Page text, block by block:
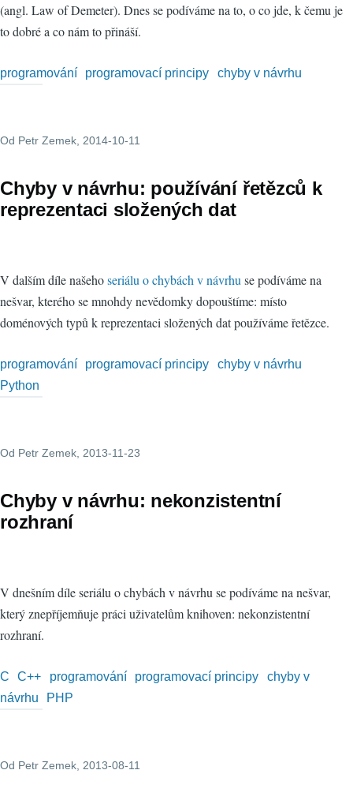
(angl. Law of Demeter). Dnes se podíváme na to, o co jde, k čemu je
to dobré a co nám to přináší.
programování programovací principy chyby v návrhu
Od Petr Zemek, 2014-10-11
Chyby v návrhu: používání řetězců k
reprezentaci složených dat
V dalším díle našehoseriálu o chybách v návrhuse podíváme na
nešvar, kterého se mnohdy nevědomky dopouštíme: místo
doménových typů k reprezentaci složených dat používáme řetězce.
programování programovací principy
chyby v návrhu
Python
Od Petr Zemek, 2013-11-23
Chyby v návrhu: nekonzistentní
rozhraní
V dnešním díle seriálu o chybách v návrhu se podíváme na nešvar,
který znepříjemňuje práci uživatelům knihoven: nekonzistentní
rozhraní.
C C++ programování programovací principy
chyby v
návrhu
PHP
Od Petr Zemek , 2013-08-11